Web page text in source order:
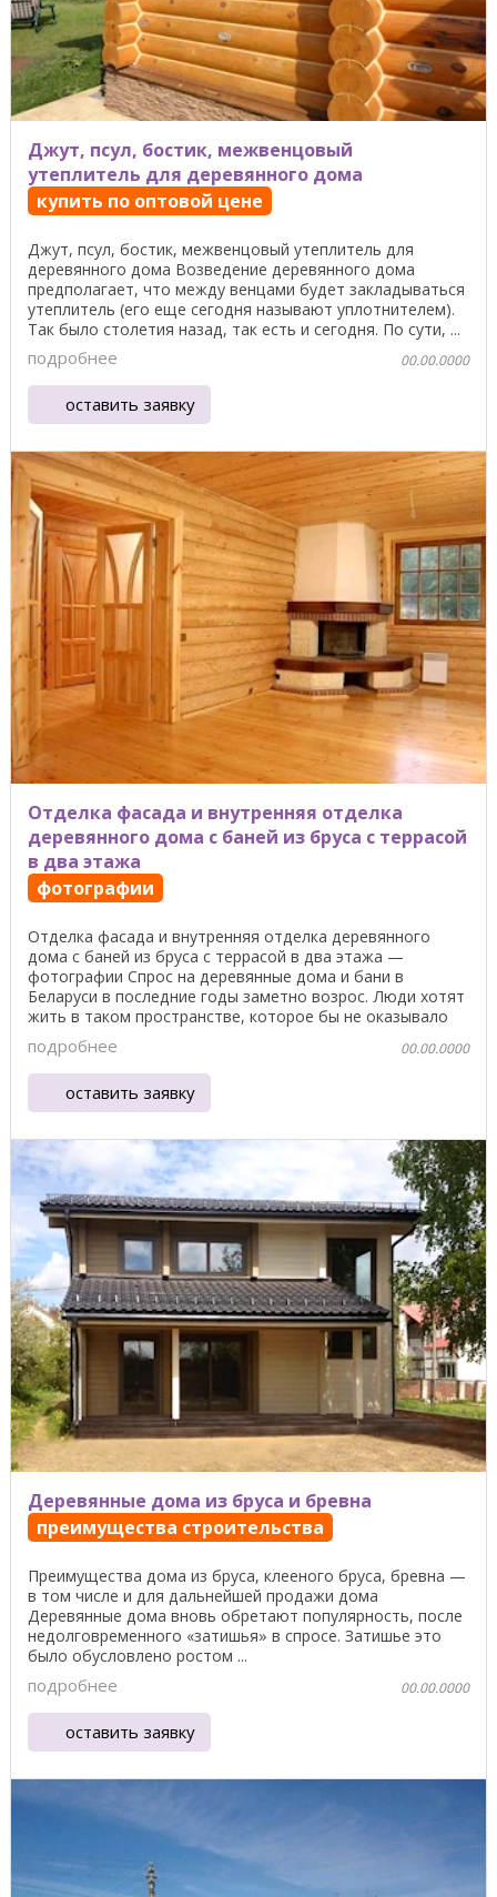
Джут, псул, бостик, межвенцовый
утеплитель для деревянного дома
купить по оптовой цене
Джут, псул, бостик, межвенцовый утеплитель для
деревянного дома Возведение деревянного дома
предполагает, что между венцами будет закладываться
утеплитель (его еще сегодня называют уплотнителем).
Так было столетия назад, так есть и сегодня. По сути, ...
подробнее 00.00.0000
оставить заявку
Отделка фасада и внутренняя отделка
деревянного дома с баней из бруса с террасой
в два этажа
фотографии
Отделка фасада и внутренняя отделка деревянного
дома с баней из бруса с террасой в два этажа —
фотографии Спрос на деревянные дома и бани в
Беларуси в последние годы заметно возрос. Люди хотят
жить в таком пространстве, которое бы не оказывало
на их ...
подробнее 00.00.0000
оставить заявку
Деревянные дома из бруса и бревна
преимущества строительства
Преимущества дома из бруса, клееного бруса, бревна —
в том числе и для дальнейшей продажи дома
Деревянные дома вновь обретают популярность, после
недолговременного «затишья» в спросе. Затишье это
было обусловлено ростом ...
подробнее 00.00.0000
оставить заявку